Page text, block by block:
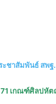
ะชาสัมพันธ์ สพฐ.
เกณฑ์ศิลปหัต